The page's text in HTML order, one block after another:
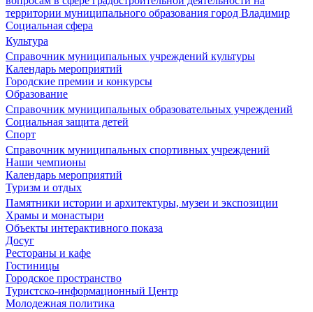
территории муниципального образования город Владимир
Социальная сфера
Культура
Справочник муниципальных учреждений культуры
Календарь мероприятий
Городские премии и конкурсы
Образование
Справочник муниципальных образовательных учреждений
Социальная защита детей
Спорт
Справочник муниципальных спортивных учреждений
Наши чемпионы
Календарь мероприятий
Туризм и отдых
Памятники истории и архитектуры, музеи и экспозиции
Храмы и монастыри
Объекты интерактивного показа
Досуг
Рестораны и кафе
Гостиницы
Городское пространство
Туристско-информационный Центр
Молодежная политика